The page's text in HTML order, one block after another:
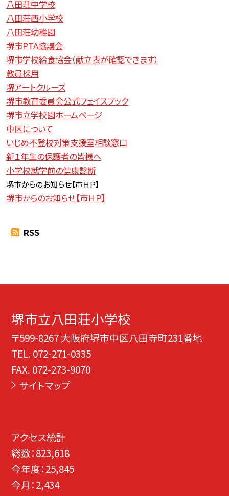
八田荘中学校
八田荘西小学校
八田荘幼稚園
堺市PTA協議会
堺市学校給食協会（献立表が確認できます）
教員採用
堺アートクルーズ
堺市教育委員会公式フェイスブック
堺市立学校園ホームページ
中区について
いじめ不登校対策支援室相談窓口
新１年生の保護者の皆様へ
小学校就学前の健康診断
堺市からのお知らせ【市ＨＰ】
堺市からのお知らせ【市ＨＰ】
RSS
堺市立八田荘小学校
〒599-8267 大阪府堺市中区八田寺町231番地
TEL. 072-271-0335
FAX. 072-273-9070
サイトマップ
アクセス統計
総数：823,618
今年度：25,845
今月：2,434